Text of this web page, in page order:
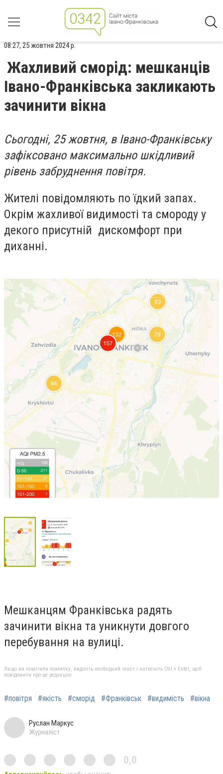
08:27, 25 жовтня 2024 р.
Жахливий сморід: мешканців
Івано-Франківська закликають
зачинити вікна
Сьогодні, 25 жовтня, в Івано-Франківську
зафіксовано максимально шкідливий
рівень забруднення повітря.
Жителі повідомляють по їдкий запах.
Окрім жахливої видимості та смороду у
декого присутній дискомфорт при
диханні.
Мешканцям Франківська радять
зачинити вікна та уникнути довгого
перебування на вулиці.
Якщо ви помітили помилку, виділіть необхідний текст і натисніть Ctrl + Enter, щоб
повідомити про це редакцію
#повітря #якість #сморід #Франківськ #видимість #вікна
Руслан Маркус
Журналіст
0,0